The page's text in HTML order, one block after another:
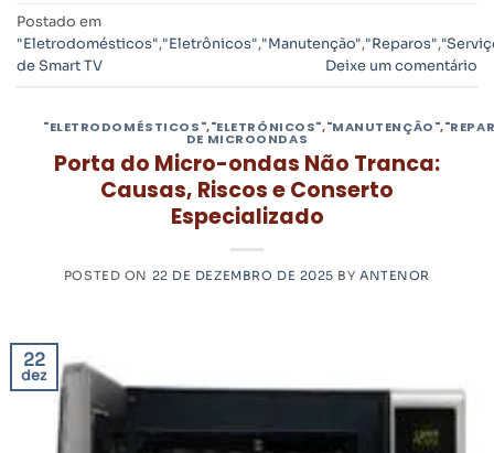
Postado em
"Eletrodomésticos","Eletrônicos","Manutenção","Reparos",
de Smart TV
Deixe um comentário
"ELETRODOMÉSTICOS","ELETRÔNICOS","MANUTENÇÃO",
DE MICROONDAS
Porta do Micro-ondas Não Tranca:
Causas, Riscos e Conserto
Especializado
POSTED ON 22 DE DEZEMBRO DE 2025 BYANTENOR
22
dez